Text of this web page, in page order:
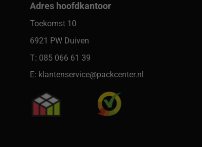
Adres hoofdkantoor
Toekomst 10
6921 PW Duiven
T: 085 066 61 39
E: klantenservice@packcenter.nl